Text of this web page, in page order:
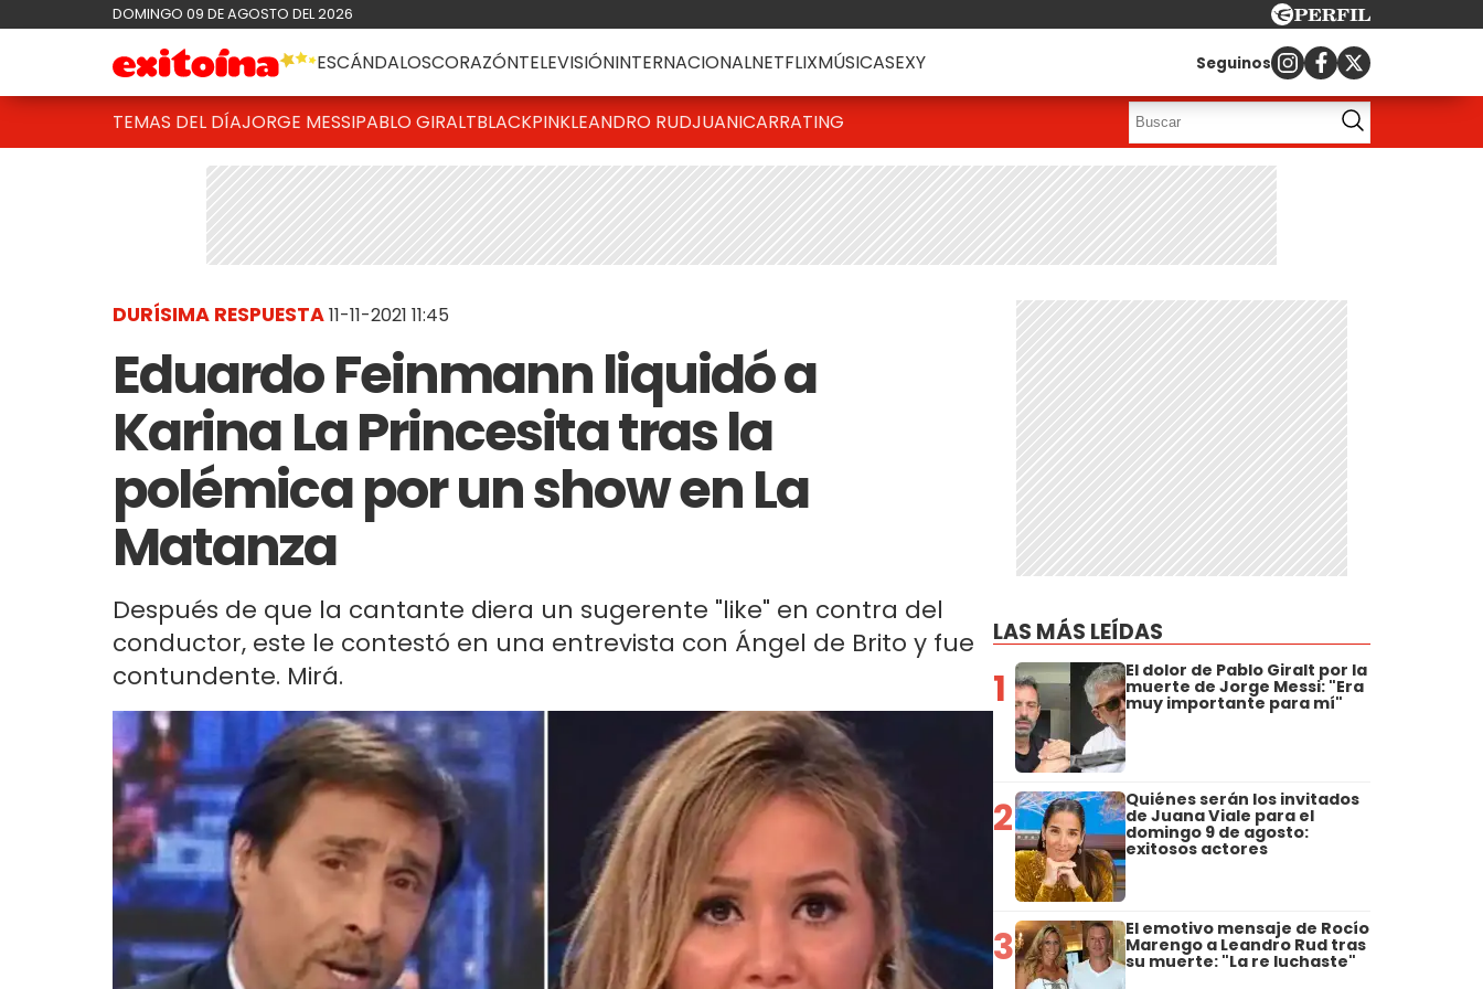
DOMINGO 09 DE AGOSTO DEL 2026
ESCÁNDALOSCORAZÓNTELEVISIÓNINTERNACIONALNETFLIXMÚSICASEXY Seguinos
TEMAS DEL DÍAJORGE MESSIPABLO GIRALTBLACKPINKLEANDRO RUDJUANICARRATING
DURÍSIMA RESPUESTA11-11-2021 11:45
Eduardo Feinmann liquidó a
Karina La Princesita tras la
polémica por un show en La
Matanza
Después de que la cantante diera un sugerente "like" en contra del
conductor, este le contestó en una entrevista con Ángel de Brito y fue
contundente. Mirá.
LAS MÁS LEÍDAS
1 El dolor de Pablo Giralt por la
muerte de Jorge Messi: "Era
muy importante para mí"
2 Quiénes serán los invitados
de Juana Viale para el
domingo 9 de agosto:
exitosos actores
3 El emotivo mensaje de Rocío
Marengo a Leandro Rud tras
su muerte: "La re luchaste"